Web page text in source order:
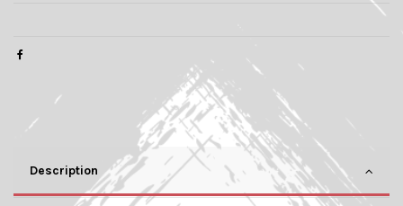
Description